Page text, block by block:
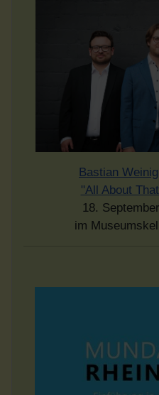
Bastian
"All About
18.
im